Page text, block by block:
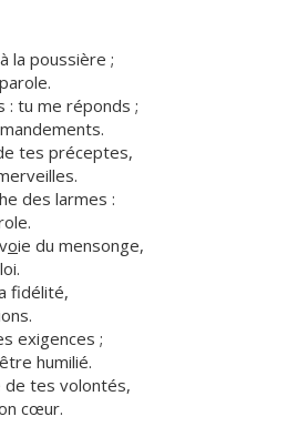
la poussière ;
: tu me réponds ;
tes préceptes,
des larmes :
oie du mensonge,
fidélité,
exigences ;
humilié.
de tes volontés,
cœur.